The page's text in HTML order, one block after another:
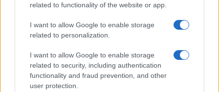
related to functionality of the website or app.
I want to allow Google to enable storage
related to personalization.
I want to allow Google to enable storage
related to security, including authentication
functionality and fraud prevention, and other
user protection.
Εθνική Κορασίδων: Οι
δηλώσεις μετά τη νίκη επί
της Δανίας και πριν από τον
ημιτελικό με τη Νορβηγία
Όμιλος ΔΕΗ: Νέα συμφωνία
για χαρτοφυλάκιο έργων
ΑΠΕ άνω των 2 GW σε